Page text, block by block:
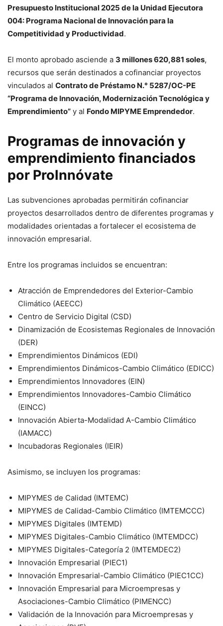
Presupuesto Institucional 2025 de la Unidad Ejecutora
004: Programa Nacional de Innovación para la
Competitividad y Productividad.
El monto aprobado asciende a 3 millones 620,881 soles,
recursos que serán destinados a cofinanciar proyectos
vinculados al Contrato de Préstamo N.° 5287/OC-PE
“Programa de Innovación, Modernización Tecnológica y
Emprendimiento” y al Fondo MIPYME Emprendedor.
Programas de innovación y
emprendimiento financiados
por ProInnóvate
Las subvenciones aprobadas permitirán cofinanciar
proyectos desarrollados dentro de diferentes programas y
modalidades orientadas a fortalecer el ecosistema de
innovación empresarial.
Entre los programas incluidos se encuentran:
Atracción de Emprendedores del Exterior-Cambio
Climático (AEECC)
Centro de Servicio Digital (CSD)
Dinamización de Ecosistemas Regionales de Innovación
(DER)
Emprendimientos Dinámicos (EDI)
Emprendimientos Dinámicos-Cambio Climático (EDICC)
Emprendimientos Innovadores (EIN)
Emprendimientos Innovadores-Cambio Climático
(EINCC)
Innovación Abierta-Modalidad A-Cambio Climático
(IAMACC)
Incubadoras Regionales (IEIR)
Asimismo, se incluyen los programas:
MIPYMES de Calidad (IMTEMC)
MIPYMES de Calidad-Cambio Climático (IMTEMCCC)
MIPYMES Digitales (IMTEMD)
MIPYMES Digitales-Cambio Climático (IMTEMDCC)
MIPYMES Digitales-Categoría 2 (IMTEMDEC2)
Innovación Empresarial (PIEC1)
Innovación Empresarial-Cambio Climático (PIEC1CC)
Innovación Empresarial para Microempresas y
Asociaciones-Cambio Climático (PIMENCC)
Validación de la Innovación para Microempresas y